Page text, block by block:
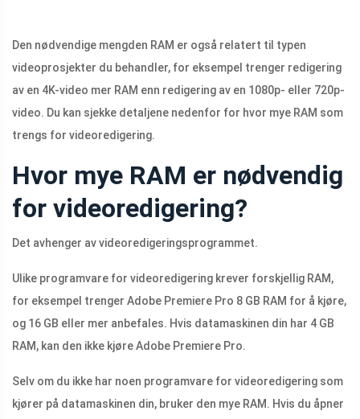
Den nødvendige mengden RAM er også relatert til typen
videoprosjekter du behandler, for eksempel trenger redigering
av en 4K-video mer RAM enn redigering av en 1080p- eller 720p-
video. Du kan sjekke detaljene nedenfor for hvor mye RAM som
trengs for videoredigering.
Hvor mye RAM er nødvendig
for videoredigering?
Det avhenger av videoredigeringsprogrammet.
Ulike programvare for videoredigering krever forskjellig RAM,
for eksempel trenger Adobe Premiere Pro 8 GB RAM for å kjøre,
og 16 GB eller mer anbefales. Hvis datamaskinen din har 4 GB
RAM, kan den ikke kjøre Adobe Premiere Pro.
Selv om du ikke har noen programvare for videoredigering som
kjører på datamaskinen din, bruker den mye RAM. Hvis du åpner